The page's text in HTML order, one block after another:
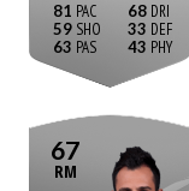
81
59
63
68
33
43
67
RM